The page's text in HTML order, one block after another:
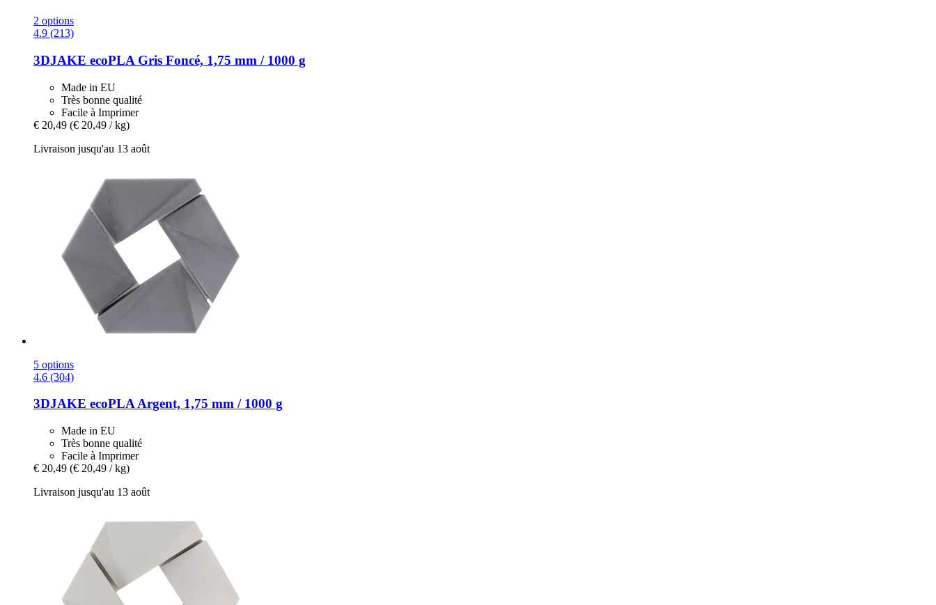
2 options
4.9 (213)
3DJAKE ecoPLA Gris Foncé, 1,75 mm / 1000 g
Made in EU
Très bonne qualité
Facile à Imprimer
€ 20,49 (€ 20,49 / kg)
Livraison jusqu'au 13 août
5 options
4.6 (304)
3DJAKE ecoPLA Argent, 1,75 mm / 1000 g
Made in EU
Très bonne qualité
Facile à Imprimer
€ 20,49 (€ 20,49 / kg)
Livraison jusqu'au 13 août